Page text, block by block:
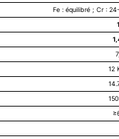
Fe : équilibré ; Cr :
12